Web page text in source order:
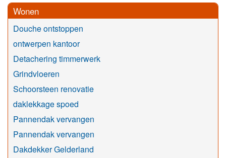
Wonen
Douche ontstoppen
ontwerpen kantoor
Detachering timmerwerk
Grindvloeren
Schoorsteen renovatie
daklekkage spoed
Pannendak vervangen
Pannendak vervangen
Dakdekker Gelderland